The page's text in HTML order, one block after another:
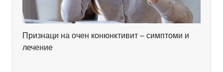
Признаци на очен конюнктивит – симптоми и
лечение